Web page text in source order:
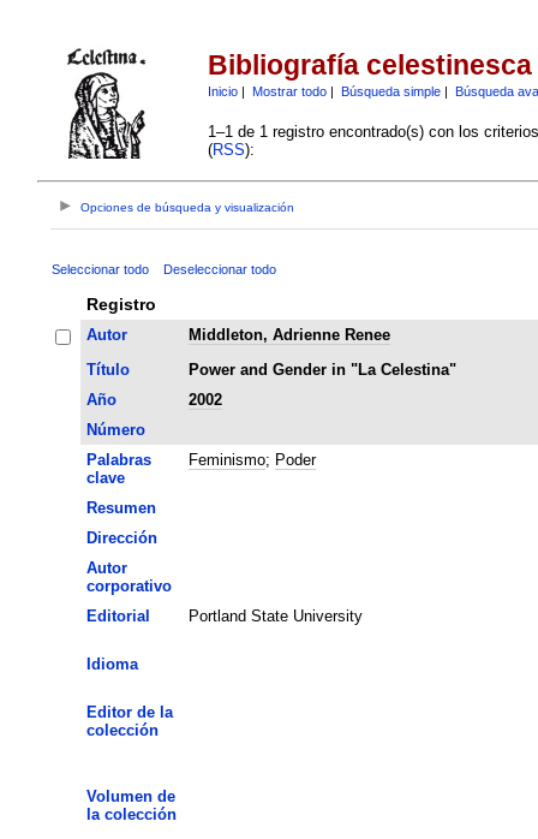
Bibliografía celestinesca
Inicio| Mostrar todo| Búsqueda simple| Búsqueda
1–1 de 1 registro encontrado(s) con los
(RSS):
Opciones de búsqueda y visualización
Seleccionar todo Deseleccionar todo
Registro
Autor
Middleton, Adrienne Renee
Título
Power and Gender in "La Celestina"
Año
2002
Número
Palabras
clave
Feminismo; Poder
Resumen
Dirección
Autor
corporativo
Editorial
Portland State University
Idioma
Editor de la
colección
Volumen de
la colección